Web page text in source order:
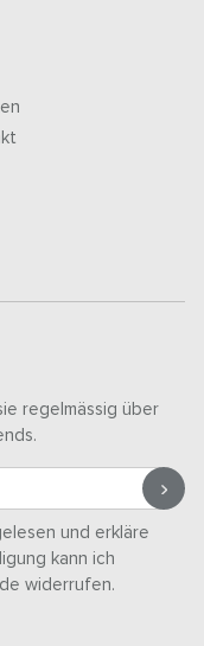
regelmässig über
und erkläre
kann ich
widerrufen.